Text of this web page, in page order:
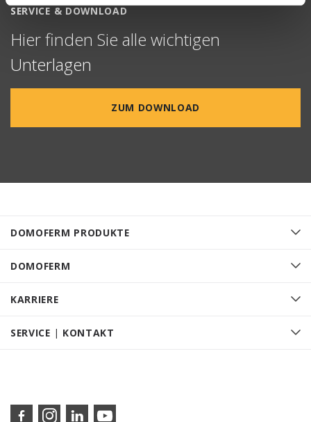
DOMOFERM PRODUKTE
DOMOFERM
KARRIERE
SERVICE | KONTAKT
SERVICE & DOWNLOAD
Hier finden Sie alle wichtigen
Unterlagen
ZUM DOWNLOAD